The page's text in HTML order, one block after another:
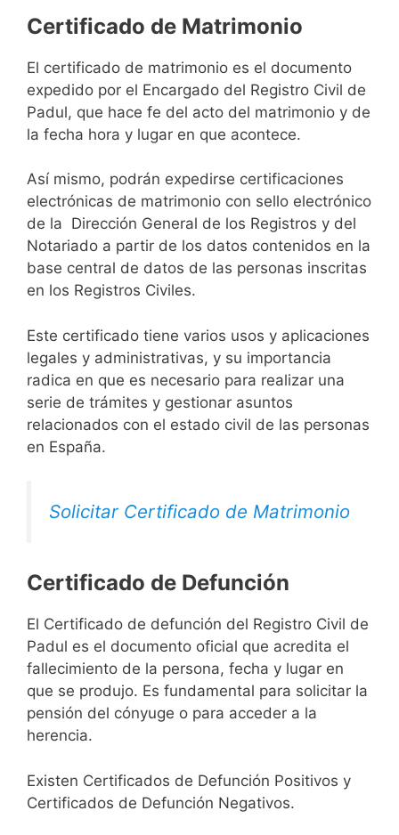
Certificado de Matrimonio
El certificado de matrimonio es el documento
expedido por el Encargado del Registro Civil de
Padul, que hace fe del acto del matrimonio y de
la fecha hora y lugar en que acontece.
Así mismo, podrán expedirse certificaciones
electrónicas de matrimonio con sello electrónico
de la Dirección General de los Registros y del
Notariado a partir de los datos contenidos en la
base central de datos de las personas inscritas
en los Registros Civiles.
Este certificado tiene varios usos y aplicaciones
legales y administrativas, y su importancia
radica en que es necesario para realizar una
serie de trámites y gestionar asuntos
relacionados con el estado civil de las personas
en España.
Solicitar Certificado de Matrimonio
Certificado de Defunción
El Certificado de defunción del Registro Civil de
Padul es el documento oficial que acredita el
fallecimiento de la persona, fecha y lugar en
que se produjo. Es fundamental para solicitar la
pensión del cónyuge o para acceder a la
herencia.
Existen Certificados de Defunción Positivos y
Certificados de Defunción Negativos.